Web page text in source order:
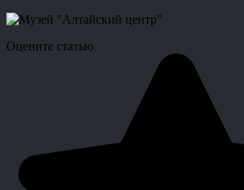
Оцените статью